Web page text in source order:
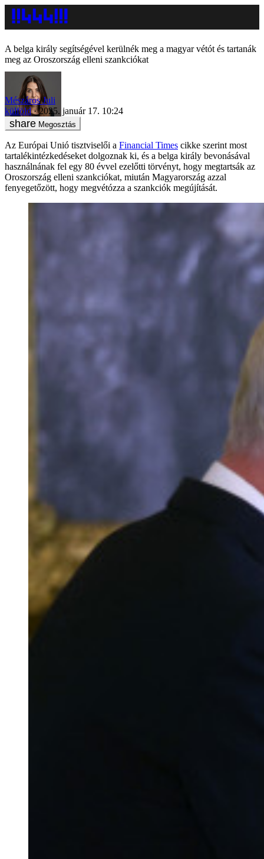
A belga király segítségével kerülnék meg a magyar vétót és tartanák
meg az Oroszország elleni szankciókat
Mészáros Juli
külföld
2025. január 17. 10:24
Megosztás
Az Európai Unió tisztviselői a Financial Times cikke szerint most
tartalékintézkedéseket dolgoznak ki, és a belga király bevonásával
használnának fel egy 80 évvel ezelőtti törvényt, hogy megtartsák az
Oroszország elleni szankciókat, miután Magyarország azzal
fenyegetőzött, hogy megvétózza a szankciók megújítását.